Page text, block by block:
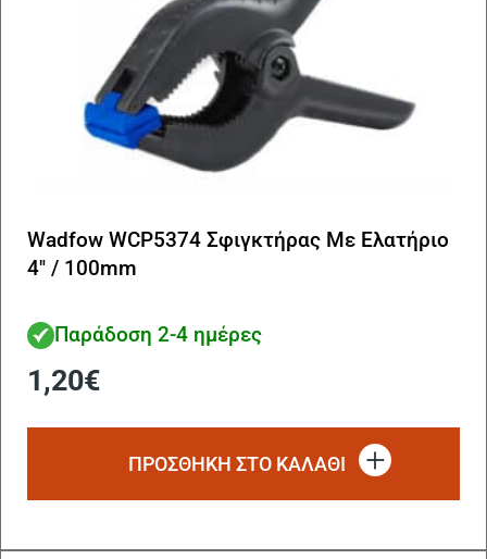
Wadfow WCP5374 Σφιγκτήρας Με Ελατήριο
4″ / 100mm
Παράδοση 2-4 ημέρες
1,20€
ΠΡΟΣΘΗΚΗ ΣΤΟ ΚΑΛΑΘΙ